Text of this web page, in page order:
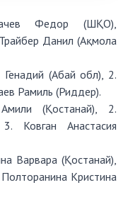
Федор (ШҚО),
Данил (Ақмола
Генадий (Абай обл), 2.
Рамиль (Риддер).
(Қостанай), 2.
Ковган Анастасия
Варвара (Қостанай),
Кристина